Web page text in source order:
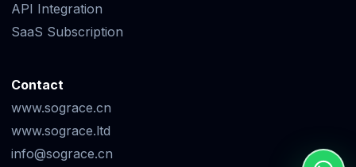
API Integration
SaaS Subscription
Contact
www.sograce.cn
www.sograce.ltd
info@sograce.cn